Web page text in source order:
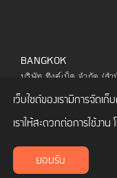
BANGKOK
บริษัท ทิงค์เน็ต จำกัด (ส
323 อาคารยูไนเต็ดเซ็น
สีลม แขวงสีลม เขตบาง
โทร. 02 480 9990
CHIANG MAI
บริษัท ทิงค์เน็ต จำกัด (สาข
เว็บไซต์ของเรามีการจัด
เราให้สะดวกต่อการใช้งา
ยอมรับ